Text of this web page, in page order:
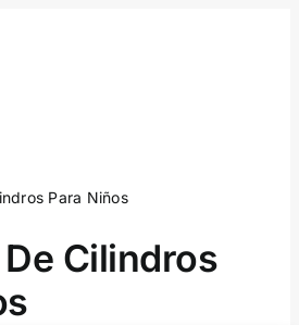
Para Niños
Cilindros